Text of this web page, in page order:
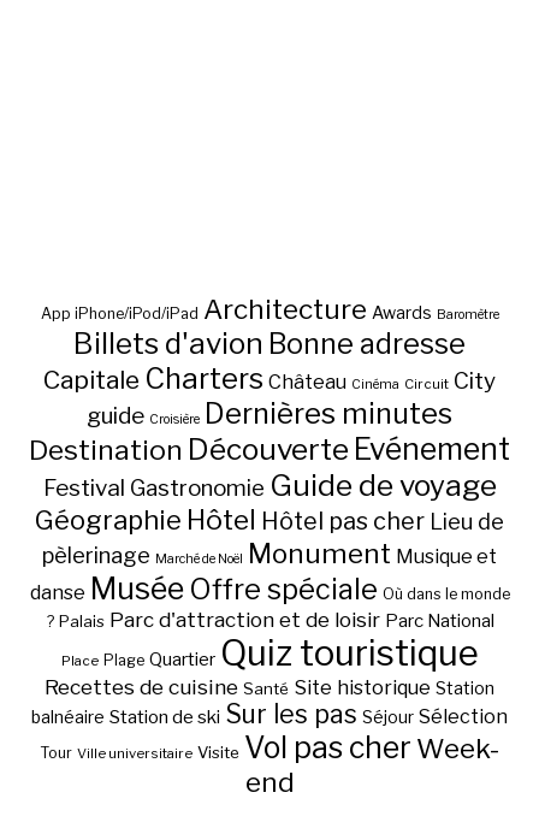
App iPhone/iPod/iPad Architecture Awards Baromètre
Billets d'avion Bonne adresse
Capitale Charters Château Cinéma Circuit City
guide Croisière Dernières minutes
Destination Découverte Evénement
Festival Gastronomie Guide de voyage
Géographie Hôtel Hôtel pas cher Lieu de
pèlerinage Marché de Noël Monument Musique et
danse Musée Offre spéciale Où dans le monde
? Palais Parc d'attraction et de loisir Parc National
Place Plage Quartier Quiz touristique
Recettes de cuisine Santé Site historique Station
balnéaire Station de ski Sur les pas Séjour Sélection
Tour Ville universitaire Visite Vol pas cher Week-
end